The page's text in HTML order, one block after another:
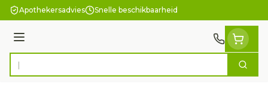
Ga naar de inhoud
Apothekersadvies Snelle beschikbaarheid
Menu
Product, merk, categorie... Zoek